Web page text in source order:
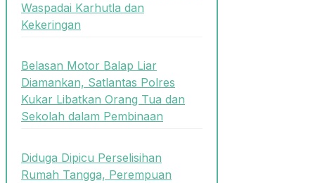
Waspadai Karhutla dan
Kekeringan
Belasan Motor Balap Liar
Diamankan, Satlantas Polres
Kukar Libatkan Orang Tua dan
Sekolah dalam Pembinaan
Diduga Dipicu Perselisihan
Rumah Tangga, Perempuan